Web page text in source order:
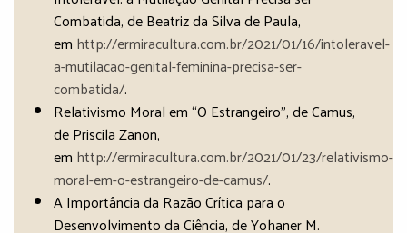
Combatida, de Beatriz da Silva de Paula,
em http://ermiracultura.com.br/2021/01/16/intoleravel-
a-mutilacao-genital-feminina-precisa-ser-
combatida/.
Relativismo Moral em “O Estrangeiro”, de Camus,
de Priscila Zanon,
em http://ermiracultura.com.br/2021/01/23/relativismo-
moral-em-o-estrangeiro-de-camus/.
A Importância da Razão Crítica para o
Desenvolvimento da Ciência, de Yohaner M.